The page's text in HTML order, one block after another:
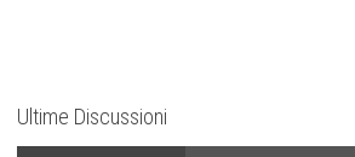
Ultime Discussioni